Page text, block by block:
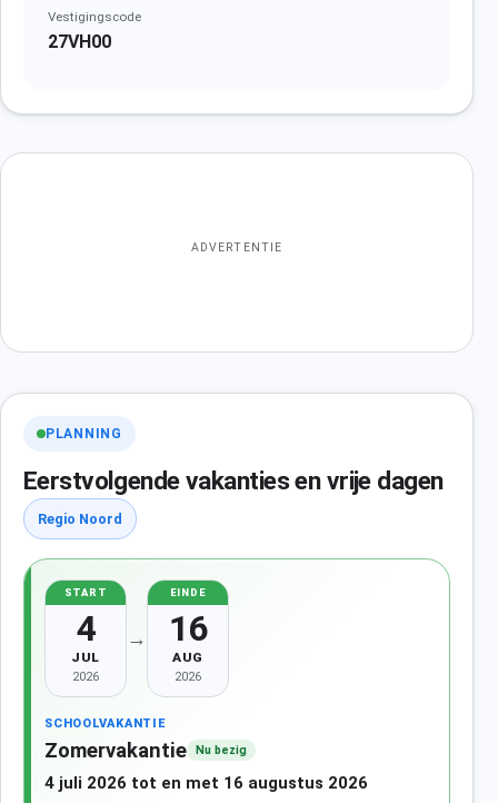
Vestigingscode
27VH00
ADVERTENTIE
PLANNING
Eerstvolgende vakanties en vrije dagen
Regio Noord
START
4
JUL
2026
→
EINDE
16
AUG
2026
SCHOOLVAKANTIE
Zomervakantie Nu bezig
4 juli 2026 tot en met 16 augustus 2026